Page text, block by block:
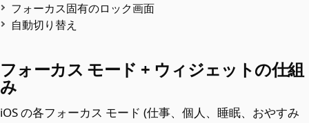
フォーカス固有のロック画面
自動切り替え
フォーカス モード + ウィジェットの仕組
み
iOS の各フォーカス モード (仕事、個人、睡眠、おやすみ